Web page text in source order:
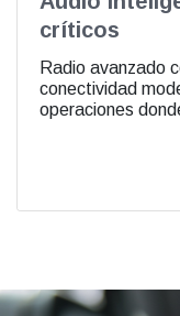
críticos
Radio avanzado
conectividad
operaciones